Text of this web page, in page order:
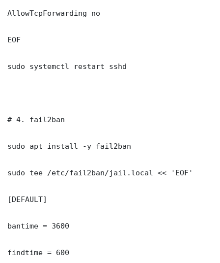
AllowTcpForwarding no
EOF
sudo systemctl restart sshd
# 4. fail2ban
sudo apt install -y fail2ban
sudo tee /etc/fail2ban/jail.local << 'EOF'
[DEFAULT]
bantime = 3600
findtime = 600